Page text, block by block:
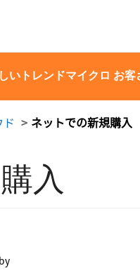
いトレンドマイクロ お客
ネットでの新規購入
入
by